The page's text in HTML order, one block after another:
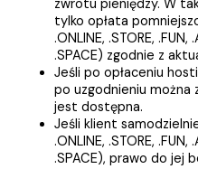
zwrotu pieniędzy. W
tylko opłata
.ONLINE, .STORE, .FUN,
.SPACE) zgodnie z
Jeśli po opłaceniu
po uzgodnieniu można
jest dostępna.
Jeśli klient
.ONLINE, .STORE, .FUN,
.SPACE), prawo do jej